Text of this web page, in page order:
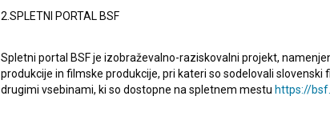
2.SPLETNI PORTAL BSF
Spletni portal BSF je izobraževalno-raziskovalni projekt,
produkcije in filmske produkcije, pri kateri so sodelovali
drugimi vsebinami, ki so dostopne na spletnem mestu https://